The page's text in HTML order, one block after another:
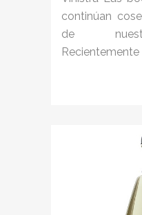
continúan
de
Recientemente